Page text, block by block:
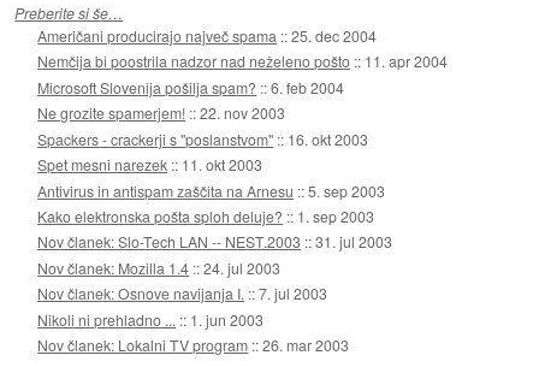
Preberite si še…
Američani producirajo največ spama ::25. dec 2004
Nemčija bi poostrila nadzor nad neželeno pošto :: 11. apr 2004
Microsoft Slovenija pošilja spam? ::6. feb 2004
Ne grozite spamerjem! ::22. nov 2003
Spackers - crackerji s "poslanstvom" :: 16. okt 2003
Spet mesni narezek :: 11. okt 2003
Antivirus in antispam zaščita na Arnesu ::5. sep 2003
Kako elektronska pošta sploh deluje? :: 1. sep 2003
Nov članek: Slo-Tech LAN -- NEST.2003 ::31. jul 2003
Nov članek: Mozilla 1.4 ::24. jul 2003
Nov članek: Osnove navijanja I. ::7. jul 2003
Nikoli ni prehladno ... :: 1. jun 2003
Nov članek: Lokalni TV program ::26. mar 2003